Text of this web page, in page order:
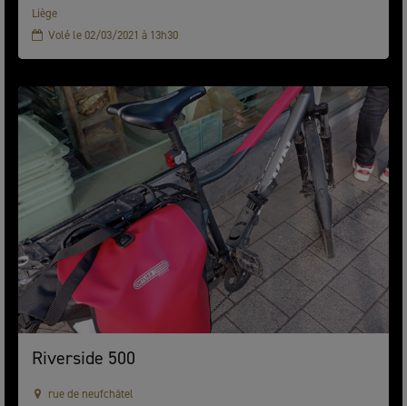
Liège
Volé le 02/03/2021 à 13h30
Riverside 500
rue de neufchâtel